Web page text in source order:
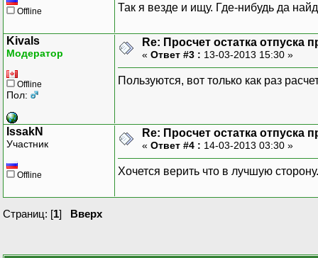
Offline Так я везде и ищу. Где-нибудь да
Kivals
Модератор
Offline
Пол:
Re: Просчет остатка отпуска
« Ответ #3 : 13-03-2013 15:30 »
Пользуются, вот только как раз
IssakN
Участник
Offline
Re: Просчет остатка отпуска
« Ответ #4 : 14-03-2013 03:30 »
Хочется верить что в лучшую
Страниц: [1] Вверх